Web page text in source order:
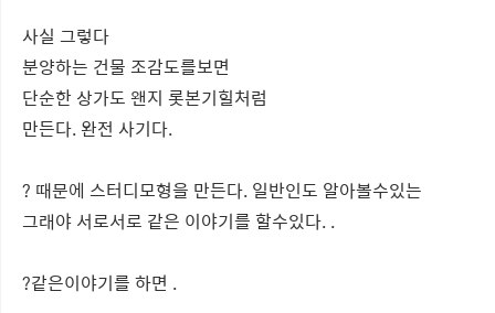
사실 그렇다
분양하는 건물 조감도를보면
단순한 상가도 왠지 롯본기힐처럼
만든다. 완전 사기다.
? 때문에 스터디모형을 만든다. 일반인도 알아볼수있는
그래야 서로서로 같은 이야기를 할수있다. .
?같은이야기를 하면 .